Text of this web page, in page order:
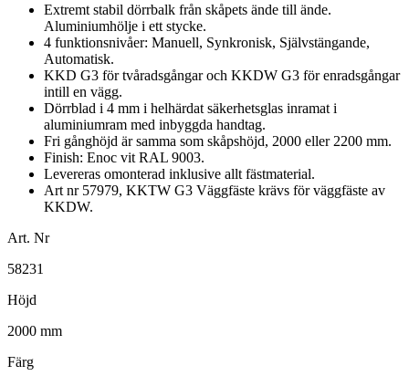
Extremt stabil dörrbalk från skåpets ände till ände.
Aluminiumhölje i ett stycke.
4 funktionsnivåer: Manuell, Synkronisk, Självstängande,
Automatisk.
KKD G3 för tvåradsgångar och KKDW G3 för enradsgångar
intill en vägg.
Dörrblad i 4 mm i helhärdat säkerhetsglas inramat i
aluminiumram med inbyggda handtag.
Fri gånghöjd är samma som skåpshöjd, 2000 eller 2200 mm.
Finish: Enoc vit RAL 9003.
Levereras omonterad inklusive allt fästmaterial.
Art nr 57979, KKTW G3 Väggfäste krävs för väggfäste av
KKDW.
Art. Nr
58231
Höjd
2000 mm
Färg